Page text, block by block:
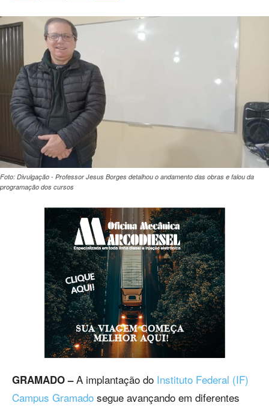
Foto: Divulgação - Professor Jesus Borges detalhou o andamento das obras e falou da
programação dos cursos
GRAMADO –A implantação do Instituto Federal (IF)
Campus Gramado segue avançando em diferentes